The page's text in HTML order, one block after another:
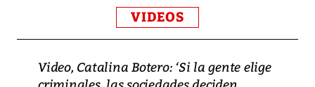
VIDEOS
Video, Catalina Botero: ‘Si la gente elige